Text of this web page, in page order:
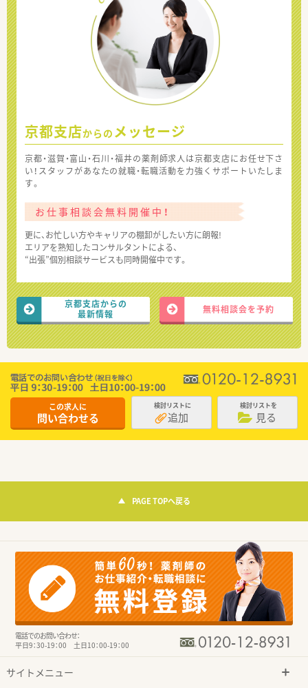
京都支店からの メッセージ
京都・滋賀・富山・石川・福井の薬剤師求人は京都支店にお任せ下さ
い！スタッフがあなたの就職・転職活動を力強くサポートいたしま
す。
お仕事相談会無料開催中！
更に、お忙しい方やキャリアの棚卸がしたい方に朗報!
エリアを熟知したコンサルタントによる、
“出張”個別相談サービスも同時開催中です。
京都支店からの
最新情報
無料相談会を予約
この求人に
問い合わせる
検討リストに
追加
検討リストを
見る
PAGE TOPへ戻る
電話でのお問い合わせ：
平日9：30-19：00 土日10：00-19：00
サイトメニュー